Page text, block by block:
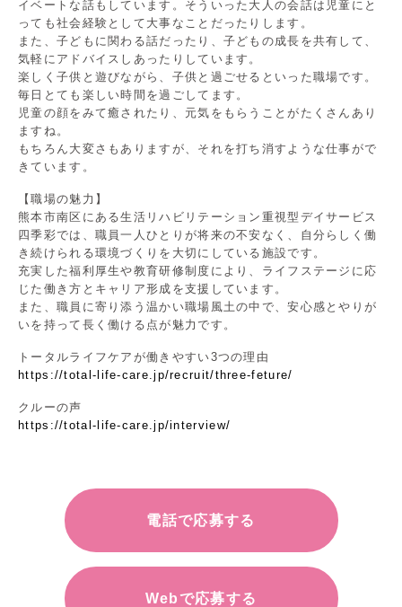
イベートな話もしています。そういった大人の会話は児童にと
っても社会経験として大事なことだったりします。
また、子どもに関わる話だったり、子どもの成長を共有して、
気軽にアドバイスしあったりしています。
楽しく子供と遊びながら、子供と過ごせるといった職場です。
毎日とても楽しい時間を過ごしてます。
児童の顔をみて癒されたり、元気をもらうことがたくさんあり
ますね。
もちろん大変さもありますが、それを打ち消すような仕事がで
きています。
【職場の魅力】
熊本市南区にある生活リハビリテーション重視型デイサービス
四季彩では、職員一人ひとりが将来の不安なく、自分らしく働
き続けられる環境づくりを大切にしている施設です。
充実した福利厚生や教育研修制度により、ライフステージに応
じた働き方とキャリア形成を支援しています。
また、職員に寄り添う温かい職場風土の中で、安心感とやりが
いを持って長く働ける点が魅力です。
トータルライフケアが働きやすい3つの理由
https://total-life-care.jp/recruit/three-feture/
クルーの声
https://total-life-care.jp/interview/
電話で応募する
Webで応募する